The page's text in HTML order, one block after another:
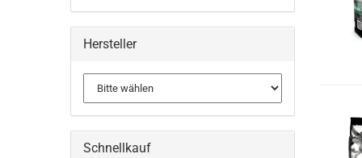
Hersteller
Schnellkauf